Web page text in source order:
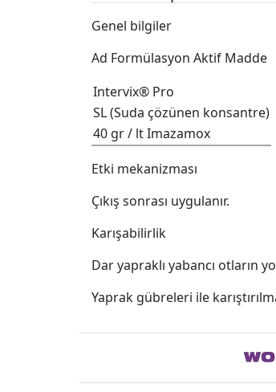
Genel bilgiler
Ad Formülasyon Aktif Madde
Intervix® Pro
SL (Suda çözünen konsantre)
40 gr / lt Imazamox
Etki mekanizması
Çıkış sonrası uygulanır.
Karışabilirlik
Dar yapraklı yabancı otların
Yaprak gübreleri ile